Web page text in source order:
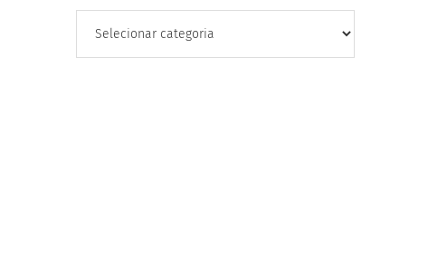
TÓPICOS